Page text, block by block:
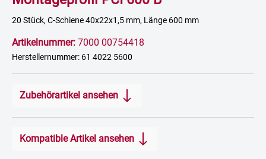
20 Stück, C-Schiene 40x22x1,5 mm, Länge 600 mm
Artikelnummer: 7000 00754418
Herstellernummer: 61 4022 5600
Zubehörartikel ansehen
Kompatible Artikel ansehen